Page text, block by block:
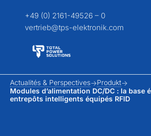
+49 (0) 2161-49526 – 0
vertrieb@tps-elektronik.com
Actualités & Perspectives
Produkt
Modules d’alimentation DC/DC : la base
entrepôts intelligents équipés RFID